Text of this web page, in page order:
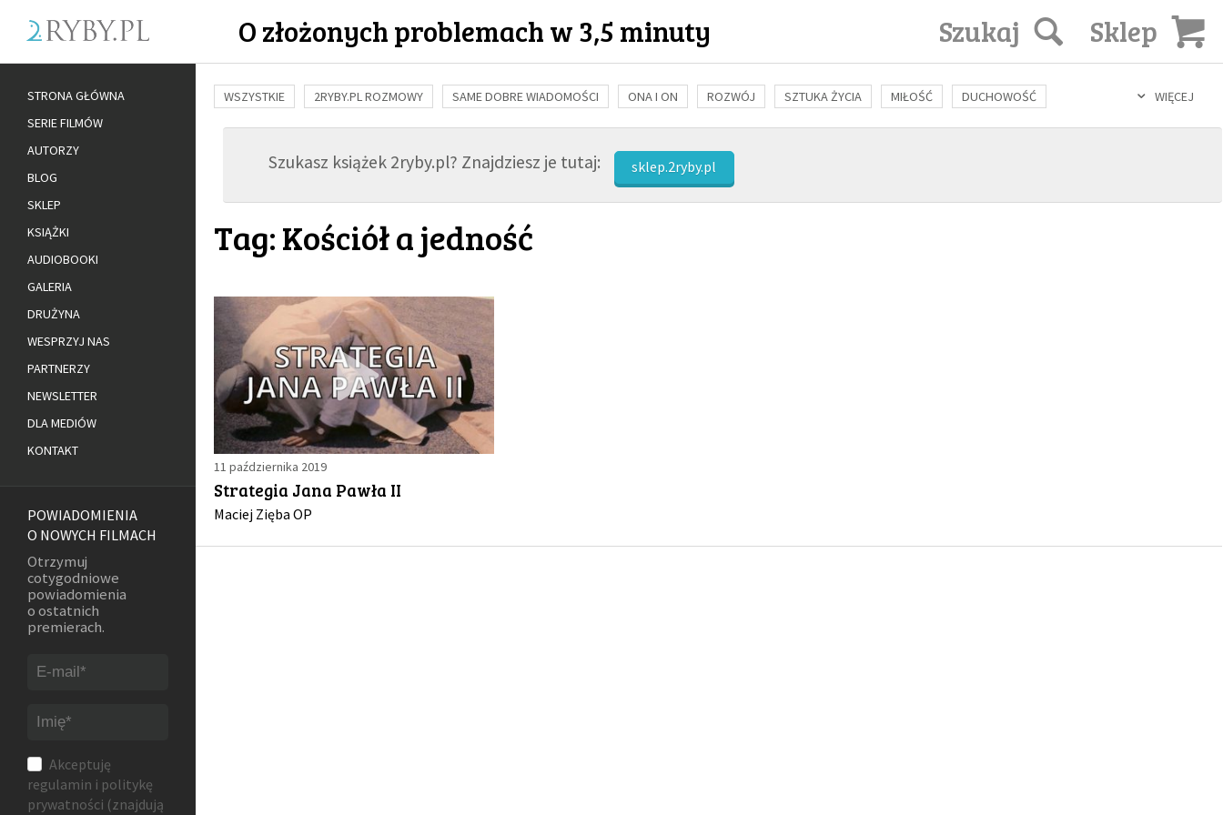
O złożonych problemach w 3,5 minuty Sklep
Szukaj
WIĘCEJ
WSZYSTKIE 2RYBY.PL ROZMOWY SAME DOBRE WIADOMOŚCI ONA I ON ROZWÓJ SZTUKA ŻYCIA MIŁOŚĆ DUCHOWOŚĆ
BUDOWANIE WIĘZI RODZINA NAUKA BIBLIA KOBIETA MĘŻCZYZNA RELIGIE FILOZOFIA KULTURA ŚWIĘCI SEKS IN VITRO
ADOPCJASzukasz książek 2ryby.pl? Znajdziesz je tutaj: sklep.2ryby.pl
Tag: Kościół a jedność
11 października 2019
Strategia Jana Pawła II
Maciej Zięba OP
STRONA GŁÓWNA
SERIE FILMÓW
AUTORZY
BLOG
SKLEP
KSIĄŻKI
AUDIOBOOKI
GALERIA
DRUŻYNA
WESPRZYJ NAS
PARTNERZY
NEWSLETTER
DLA MEDIÓW
KONTAKT
POWIADOMIENIA
O NOWYCH FILMACH
Otrzymuj
cotygodniowe
powiadomienia
o ostatnich
premierach.
Akceptuję
regulamin i politykę
prywatności (znajdują